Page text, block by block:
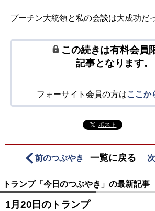
プーチン大統領と私の会談は大成功だ
この続きは有料会員
記事となります。
フォーサイト会員の方はここか
ポスト
前のつぶやき 一覧に戻る
トランプ「今日のつぶやき」の最新記事
1月20日のトランプ